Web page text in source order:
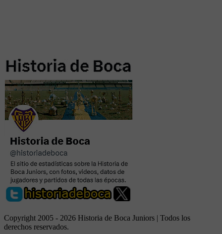
Copyright 2005 - 2026 Historia de Boca Juniors | Todos los
derechos reservados.